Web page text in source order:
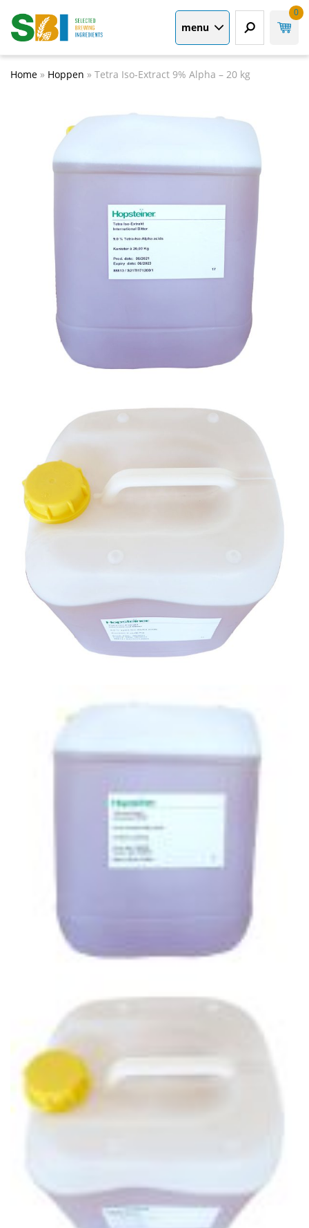
menu
0
Home » Hoppen » Tetra Iso-Extract 9% Alpha – 20 kg